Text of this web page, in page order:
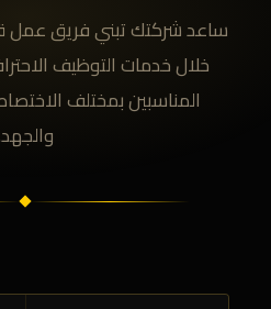
ساعد شركتك تبني فريق
خلال خدمات التوظيف
المناسبين بمختلف